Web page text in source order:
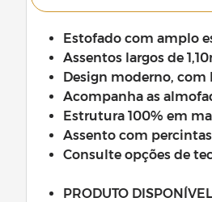
Estofado com amplo
Assentos largos de
Design moderno, com
Acompanha as
Estrutura 100% em
Assento com
Consulte opções de
PRODUTO